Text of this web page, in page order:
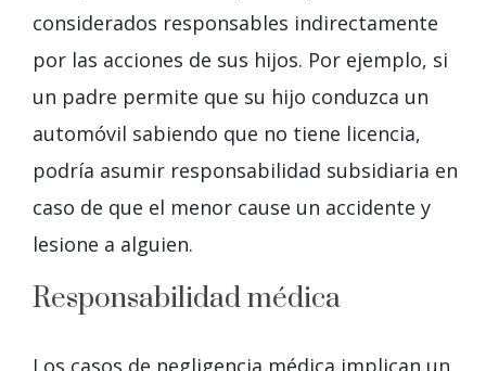
considerados responsables indirectamente
por las acciones de sus hijos. Por ejemplo, si
un padre permite que su hijo conduzca un
automóvil sabiendo que no tiene licencia,
podría asumir responsabilidad subsidiaria en
caso de que el menor cause un accidente y
lesione a alguien.
Responsabilidad médica
Los casos de negligencia médica implican un